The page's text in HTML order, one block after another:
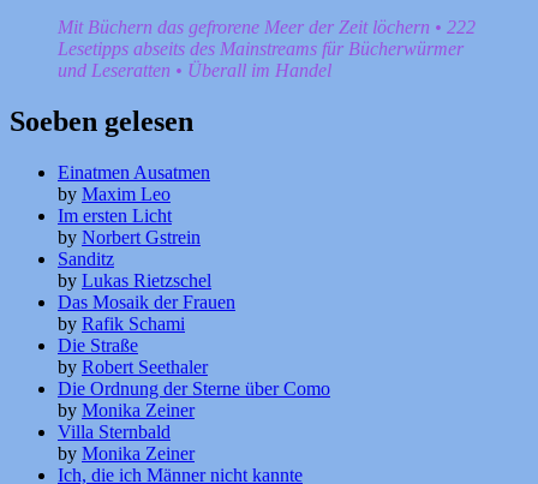
Mit Büchern das gefrorene Meer der Zeit löchern • 222
Lesetipps abseits des Mainstreams für Bücherwürmer
und Leseratten • Überall im Handel
Soeben gelesen
Einatmen Ausatmen
by Maxim Leo
Im ersten Licht
by Norbert Gstrein
Sanditz
by Lukas Rietzschel
Das Mosaik der Frauen
by Rafik Schami
Die Straße
by Robert Seethaler
Die Ordnung der Sterne über Como
by Monika Zeiner
Villa Sternbald
by Monika Zeiner
Ich, die ich Männer nicht kannte